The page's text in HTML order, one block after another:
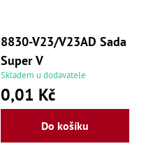
8830-V23/V23AD Sada
Super V
Skladem u dodavatele
0,01 Kč
Do košíku